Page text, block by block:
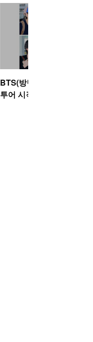
BTS(방탄소년단), 아리랑
투어 시작 [O! STAR]